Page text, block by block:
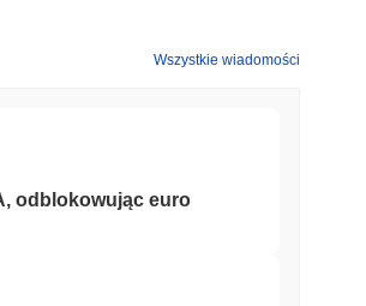
Wszystkie wiadomości
odblokowując euro